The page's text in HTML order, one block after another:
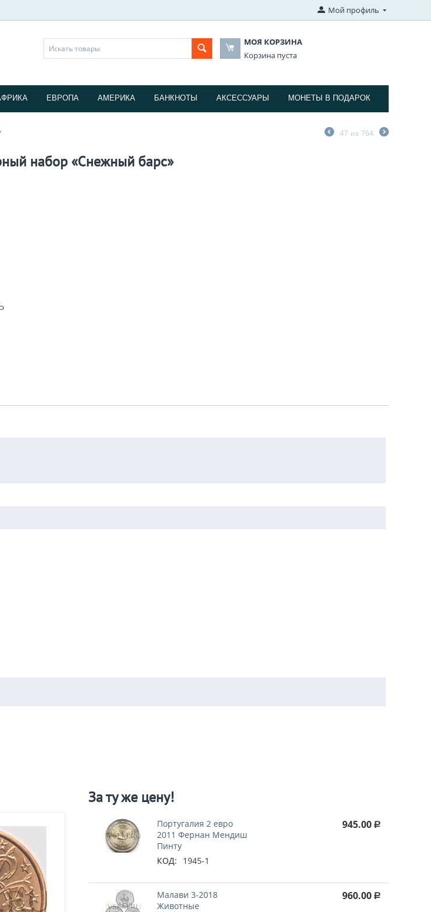
Мой профиль
МОЯ КОРЗИНА
Корзина пуста
ЕВРОПА АМЕРИКА БАНКНОТЫ АКСЕССУАРЫ МОНЕТЫ В ПОДАРОК
47 из 764
набор «Снежный барс»
За ту же цену!
Португалия 2 евро
2011 Фернан Мендиш
Пинту
КОД:
1945-1
945.00 Р
Малави 3-2018
Животные
960.00 Р